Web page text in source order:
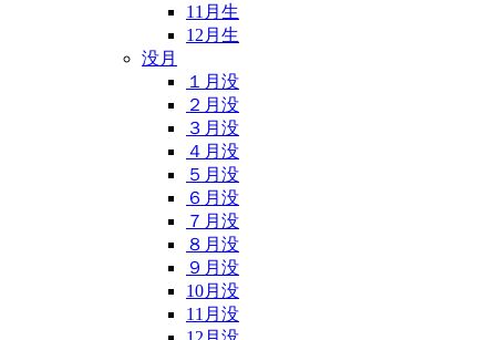
11月生
12月生
没月
１月没
２月没
３月没
４月没
５月没
６月没
７月没
８月没
９月没
10月没
11月没